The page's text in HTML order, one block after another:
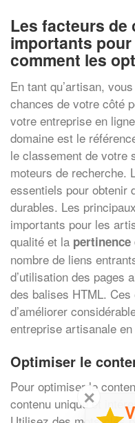
Les facteurs de
importants
comment les
En tant qu’artisan,
chances de votre côté
votre entreprise en
domaine est le
le classement de votre
moteurs de recherche.
essentiels pour obtenir
durables. Les
importants pour les
qualité et la
nombre de liens
d’utilisation des pages
des balises HTML.
d’améliorer
entreprise artisanale
Optimiser le
Pour optimiser le
contenu unique et
✕